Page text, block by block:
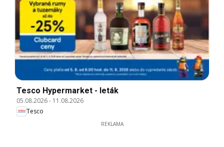
Tesco Hypermarket - leták
05.08.2026- 11.08.2026
Tesco
REKLAMA